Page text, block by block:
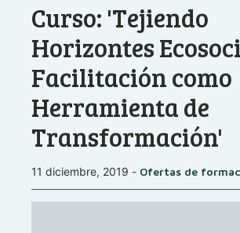
Curso: 'Tejiendo
Horizontes
Facilitación como
Herramienta de
Transformación'
11 diciembre, 2019 - Ofertas de